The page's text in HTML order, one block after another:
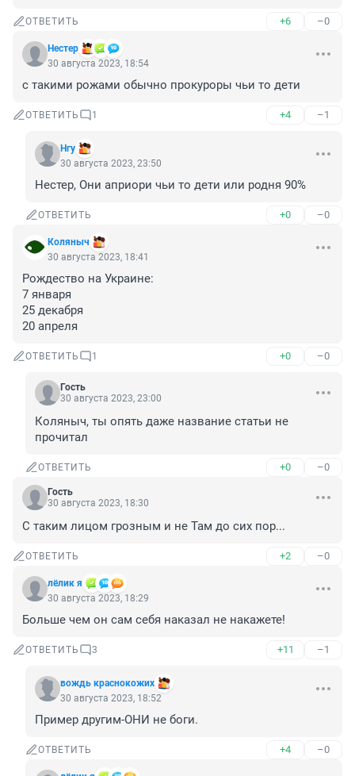
ОТВЕТИТЬ +6 –0
Нестер
30 августа 2023, 18:54
с такими рожами обычно прокуроры чьи то дети
ОТВЕТИТЬ 1 +4 –1
Нгу
30 августа 2023, 23:50
Нестер, Они априори чьи то дети или родня 90%
ОТВЕТИТЬ +0 –0
Коляныч
30 августа 2023, 18:41
Рождество на Украине:
7 января
25 декабря
20 апреля
ОТВЕТИТЬ 1 +0 –0
Гость
30 августа 2023, 23:00
Коляныч, ты опять даже название статьи не
прочитал
ОТВЕТИТЬ +0 –0
Гость
30 августа 2023, 18:30
С таким лицом грозным и не Там до сих пор...
ОТВЕТИТЬ +2 –0
лёлик я
30 августа 2023, 18:29
Больше чем он сам себя наказал не накажете!
ОТВЕТИТЬ 3 +11 –1
вождь краснокожих
30 августа 2023, 18:52
Пример другим-ОНИ не боги.
ОТВЕТИТЬ +4 –0